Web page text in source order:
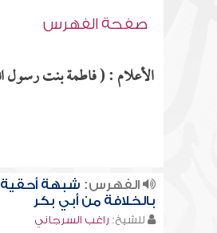
صفحة الفهرس
الأعلام : ( فاطمة بنت رسول
الفهرس: شبهة
بالخلافة من أبي بكر
للشيخ: راغب السرجاني